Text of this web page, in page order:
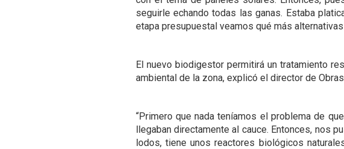
seguirle echando todas las ganas. Estaba
etapa presupuestal veamos qué más
El nuevo biodigestor permitirá un tratamiento
ambiental de la zona, explicó el director de
“Primero que nada teníamos el problema de
llegaban directamente al cauce. Entonces, nos
lodos, tiene unos reactores biológicos